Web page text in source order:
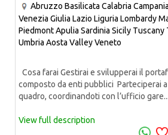
Abruzzo Basilicata Calabria Campania
Venezia Giulia Lazio Liguria Lombardy
PiedmontApulia Sardinia Sicily Tuscany
Umbria Aosta ValleyVeneto
Cosa farai Gestirai e svilupperai il
composto da enti pubblici Parteciperai
quadro, coordinandoti con l’ufficio gare...
View full description